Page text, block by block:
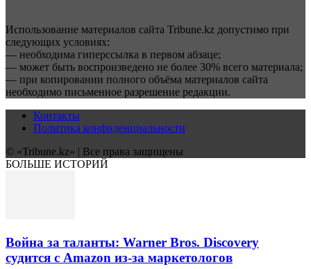
Использование материалов сайта Tribune.kz допустимо при
следующих условиях:
— необходима гиперссылка в первом абзаце;
— может быть воспроизведено не более 30% всего материала;
— при копировании полного объёма материалов сайта
необходимо письменное разрешение редакции.
Контакты
Политика конфиденциальности
© «Tribune.kz» | Все права защищены
БОЛЬШЕ ИСТОРИЙ
Война за таланты: Warner Bros. Discovery
судится с Amazon из-за маркетологов